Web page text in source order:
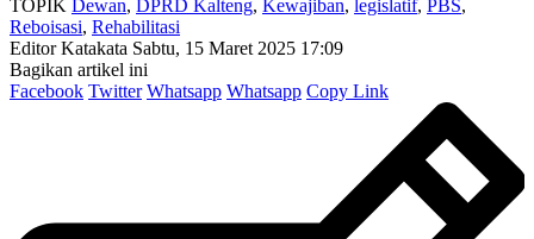
TOPIK Dewan, DPRD Kalteng, Kewajiban, legislatif, PBS,
Reboisasi, Rehabilitasi
Editor Katakata Sabtu, 15 Maret 2025 17:09
Bagikan artikel ini
Facebook Twitter Whatsapp Whatsapp Copy Link